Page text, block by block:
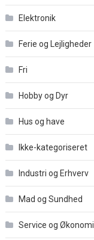
Elektronik
Ferie og Lejligheder
Fri
Hobby og Dyr
Hus og have
Ikke-kategoriseret
Industri og Erhverv
Mad og Sundhed
Service og Økonomi